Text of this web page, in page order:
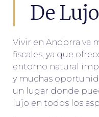
De Lujo
Vivir en Andorra va
fiscales, ya que
entorno natural
y muchas
un lugar donde
lujo en todos los